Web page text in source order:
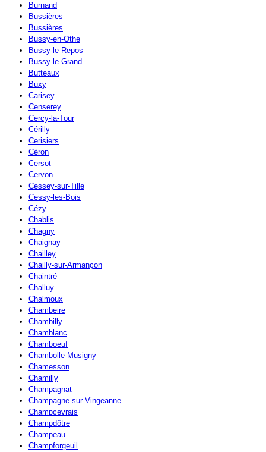
Burnand
Bussières
Bussières
Bussy-en-Othe
Bussy-le Repos
Bussy-le-Grand
Butteaux
Buxy
Carisey
Censerey
Cercy-la-Tour
Cérilly
Cerisiers
Céron
Cersot
Cervon
Cessey-sur-Tille
Cessy-les-Bois
Cézy
Chablis
Chagny
Chaignay
Chailley
Chailly-sur-Armançon
Chaintré
Challuy
Chalmoux
Chambeire
Chambilly
Chamblanc
Chamboeuf
Chambolle-Musigny
Chamesson
Chamilly
Champagnat
Champagne-sur-Vingeanne
Champcevrais
Champdôtre
Champeau
Champforgeuil